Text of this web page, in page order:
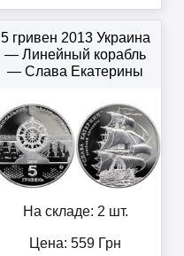
5 гривен 2013 Украина
— Линейный корабль
— Слава Екатерины
На складе: 2 шт.
Цена: 559 Грн